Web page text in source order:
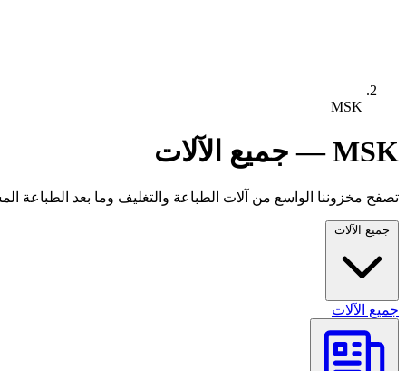
MSK
MSK — جميع الآلات
تصفح مخزوننا الواسع من آلات الطباعة والتغليف وما بعد الطباعة
جميع الآلات
جميع الآلات